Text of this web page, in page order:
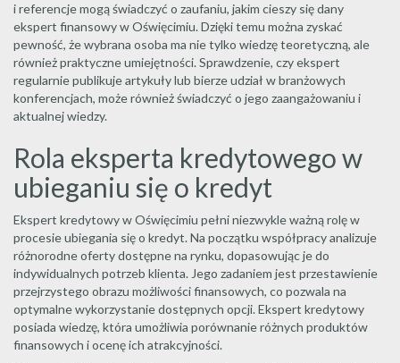
i referencje mogą świadczyć o zaufaniu, jakim cieszy się dany
ekspert finansowy w Oświęcimiu. Dzięki temu można zyskać
pewność, że wybrana osoba ma nie tylko wiedzę teoretyczną, ale
również praktyczne umiejętności. Sprawdzenie, czy ekspert
regularnie publikuje artykuły lub bierze udział w branżowych
konferencjach, może również świadczyć o jego zaangażowaniu i
aktualnej wiedzy.
Rola eksperta kredytowego w
ubieganiu się o kredyt
Ekspert kredytowy w Oświęcimiu pełni niezwykle ważną rolę w
procesie ubiegania się o kredyt. Na początku współpracy analizuje
różnorodne oferty dostępne na rynku, dopasowując je do
indywidualnych potrzeb klienta. Jego zadaniem jest przestawienie
przejrzystego obrazu możliwości finansowych, co pozwala na
optymalne wykorzystanie dostępnych opcji. Ekspert kredytowy
posiada wiedzę, która umożliwia porównanie różnych produktów
finansowych i ocenę ich atrakcyjności.